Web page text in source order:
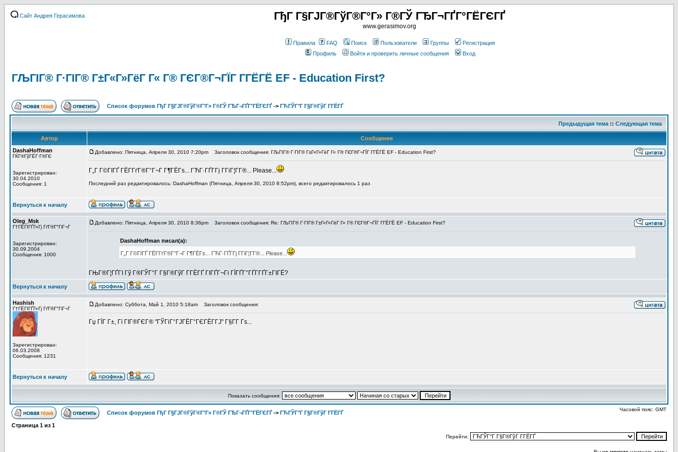
Сайт Андрея Герасимова ГђГ Г§ГЈГ®ГўГ®Г°Г» Г®ГЎ ГЂГ¬ГҐГ°ГЁГЄГҐ
www.gerasimov.org
Правила FAQ Поиск Пользователи Группы
Регистрация
Профиль
Войти и проверить личные сообщения Вход
ГЉГІГ® Г·ГІГ® Г±Г«Г»ГёГ Г« Г® ГЄГ®Г¬ГЇГ Г­ГЁГЁ EF - Education First?
Список форумов ГђГ Г§ГЈГ®ГўГ®Г°Г» Г®ГЎ ГЂГ¬ГҐГ°ГЁГЄГҐ-> ГЋГЎГ°Г Г§Г®ГўГ Г­ГЁГҐ
Предыдущая тема :: Следующая тема
Автор
Сообщение
DashaHoffman
ГЌГ®ГўГЁГ·Г®ГЄ
Зарегистрирован:
30.04.2010
Сообщения: 1
Добавлено: Пятница, Апреля 30, 2010 7:20pm Заголовок сообщения: ГЉГІГ® Г·ГІГ® Г±Г«Г»ГёГ Г« Г® ГЄГ®Г¬ГЇГ Г­ГЁГЁ EF - Education First?
Г„Г Г©ГІГҐ ГЁГ­ГґГ®Г°Г¬Г Г¶ГЁГѕ... ГЋГ·ГҐГ­Гј Г­ГіГ¦Г­Г®... Please...
Последний раз редактировалось: DashaHoffman (Пятница, Апреля 30, 2010 8:52pm), всего редактировалось 1 раз
Вернуться к началу
Oleg_Msk
Г†ГЁГІГҐГ«Гј ГґГ®Г°ГіГ¬Г
Зарегистрирован:
30.09.2004
Сообщения: 1000
Добавлено: Пятница, Апреля 30, 2010 8:36pm Заголовок сообщения: Re: ГЉГІГ® Г·ГІГ® Г±Г«Г»ГёГ Г« Г® ГЄГ®Г¬ГЇГ Г­ГЁГЁ EF - Education First?
DashaHoffman писал(а):
Г„Г Г©ГІГҐ ГЁГ­ГґГ®Г°Г¬Г Г¶ГЁГѕ... ГЋГ·ГҐГ­Гј Г­ГіГ¦Г­Г®... Please...
ГЊГ®Г¦ГҐГІ Гў Г®ГЎГ°Г Г§Г®ГўГ Г­ГЁГҐ ГІГҐГ¬Гі ГЇГҐГ°ГҐГ­ГҐГ±ГІГЁ?
Вернуться к началу
Hashish
Г†ГЁГІГҐГ«Гј ГґГ®Г°ГіГ¬Г
Зарегистрирован:
06.03.2008
Сообщения: 1231
Добавлено: Суббота, Май 1, 2010 5:18am Заголовок сообщения:
Гџ ГЇГ Г±, Гї ГІГ®ГЄГ® "ГЎГіГ°ГЈГЁГ°ГЄГЁГ­ГЈ" Г§Г­Г Гѕ...
Вернуться к началу
Показать сообщения:
Список форумов ГђГ Г§ГЈГ®ГўГ®Г°Г» Г®ГЎ ГЂГ¬ГҐГ°ГЁГЄГҐ-> ГЋГЎГ°Г Г§Г®ГўГ Г­ГЁГҐ
Часовой пояс: GMT
Страница 1 из 1
Перейти: